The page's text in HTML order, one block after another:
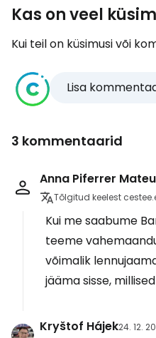
Kas on veel
Kui teil on küsimusi või
Lisa
3 kommentaarid
Anna Piferrer Mateu
Tõlgitud keelest
Kui me saabume
teeme
võimalik
jääma sisse,
Kryštof Hájek24. 12.